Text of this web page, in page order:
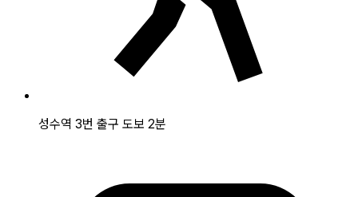
성수역 3번 출구 도보 2분